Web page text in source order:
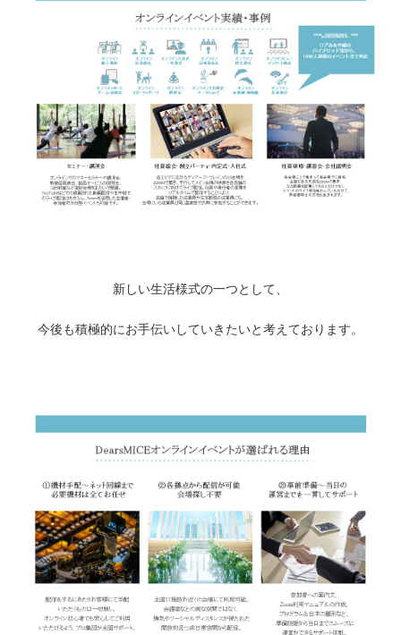
新しい生活様式の一つとして、
今後も積極的にお手伝いしていきたいと考えております。